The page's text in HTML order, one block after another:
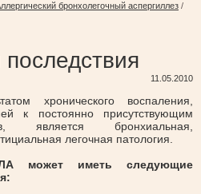
бронхолегочный аспергиллез /
11.05.2010
хронического воспаления,
к постоянно присутствующим
является бронхиальная,
легочная патология.
может иметь следующие